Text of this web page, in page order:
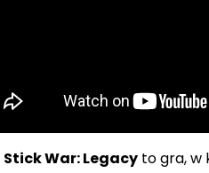
Stick War: Legacy to gra, w